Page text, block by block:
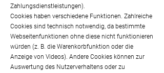
Zahlungsdienstleistungen).
Cookies haben verschiedene Funktionen. Zahlreiche
Cookies sind technisch notwendig, da bestimmte
Webseitenfunktionen ohne diese nicht funktionieren
würden (z. B. die Warenkorbfunktion oder die
Anzeige von Videos). Andere Cookies können zur
Auswertung des Nutzerverhaltens oder zu